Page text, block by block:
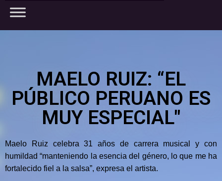
MAELO RUIZ: “EL
PÚBLICO PERUANO ES
MUY ESPECIAL"
Maelo Ruiz celebra 31 años de carrera musical y con
humildad “manteniendo la esencia del género, lo que me ha
fortalecido fiel a la salsa”, expresa el artista.